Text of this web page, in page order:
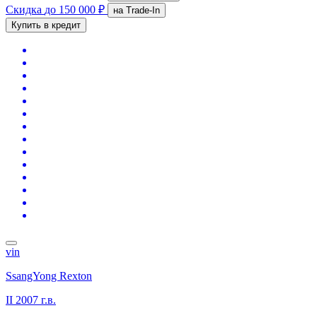
Скидка до 150 000 ₽
на Trade-In
Купить в кредит
vin
SsangYong Rexton
II 2007 г.в.